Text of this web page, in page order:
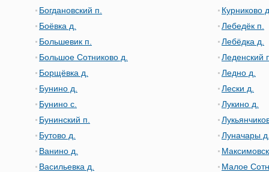
Богдановский п.
Боёвка д.
Большевик п.
Большое Сотниково д.
Борщёвка д.
Бунино д.
Бунино с.
Бунинский п.
Бутово д.
Ванино д.
Васильевка д.
Курниково
Лебедёк п.
Лебёдка д.
Леденский
Ледно д.
Лески д.
Лукино д.
Луначары
Малое